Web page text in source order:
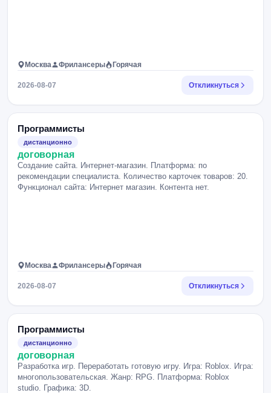
Москва Фрилансеры Горячая
2026-08-07 Откликнуться
Программисты
дистанционно
договорная
Создание сайта. Интернет-магазин. Платформа: по
рекомендации специалиста. Количество карточек товаров: 20.
Функционал сайта: Интернет магазин. Контента нет.
Москва Фрилансеры Горячая
2026-08-07 Откликнуться
Программисты
дистанционно
договорная
Разработка игр. Переработать готовую игру. Игра: Roblox. Игра:
многопользовательская. Жанр: RPG. Платформа: Roblox
studio. Графика: 3D.